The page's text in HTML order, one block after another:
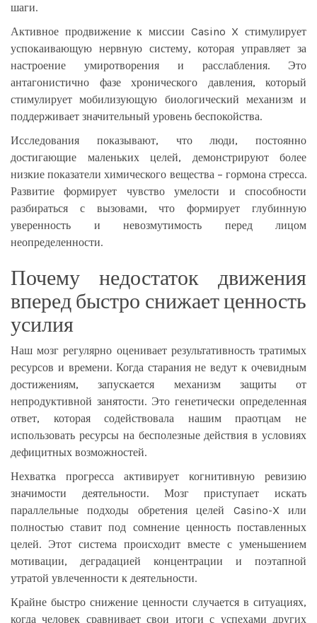
шаги.
Активное продвижение к миссии Casino X стимулирует
успокаивающую нервную систему, которая управляет за
настроение умиротворения и расслабления. Это
антагонистично фазе хронического давления, который
стимулирует мобилизующую биологический механизм и
поддерживает значительный уровень беспокойства.
Исследования показывают, что люди, постоянно
достигающие маленьких целей, демонстрируют более
низкие показатели химического вещества – гормона стресса.
Развитие формирует чувство умелости и способности
разбираться с вызовами, что формирует глубинную
уверенность и невозмутимость перед лицом
неопределенности.
Почему недостаток движения
вперед быстро снижает ценность
усилия
Наш мозг регулярно оценивает результативность тратимых
ресурсов и времени. Когда старания не ведут к очевидным
достижениям, запускается механизм защиты от
непродуктивной занятости. Это генетически определенная
ответ, которая содействовала нашим праотцам не
использовать ресурсы на бесполезные действия в условиях
дефицитных возможностей.
Нехватка прогресса активирует когнитивную ревизию
значимости деятельности. Мозг приступает искать
параллельные подходы обретения целей Casino-X или
полностью ставит под сомнение ценность поставленных
целей. Этот система происходит вместе с уменьшением
мотивации, деградацией концентрации и поэтапной
утратой увлеченности к деятельности.
Крайне быстро снижение ценности случается в ситуациях,
когда человек сравнивает свои итоги с успехами других